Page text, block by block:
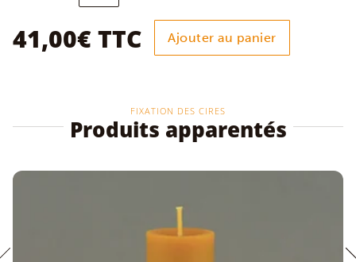
Burette
à
cire
41,00€ TTC Ajouter au panier
FIXATION DES CIRES
Produits apparentés